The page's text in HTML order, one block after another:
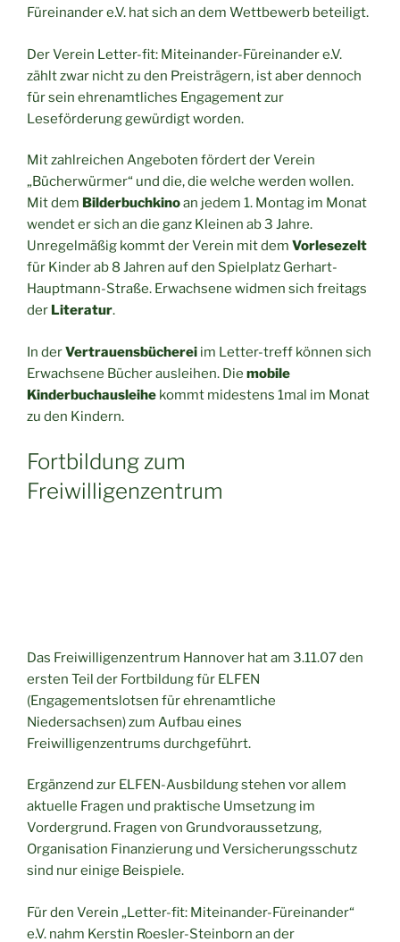
Füreinander e.V. hat sich an dem Wettbewerb beteiligt.
Der Verein Letter-fit: Miteinander-Füreinander e.V.
zählt zwar nicht zu den Preisträgern, ist aber dennoch
für sein ehrenamtliches Engagement zur
Leseförderung gewürdigt worden.
Mit zahlreichen Angeboten fördert der Verein
„Bücherwürmer“ und die, die welche werden wollen.
Mit dem Bilderbuchkinoan jedem 1. Montag im Monat
wendet er sich an die ganz Kleinen ab 3 Jahre.
Unregelmäßig kommt der Verein mit dem Vorlesezelt
für Kinder ab 8 Jahren auf den Spielplatz Gerhart-
Hauptmann-Straße. Erwachsene widmen sich freitags
der Literatur.
In derVertrauensbücherei im Letter-treff können sich
Erwachsene Bücher ausleihen. Die mobile
Kinderbuchausleihe kommt midestens 1mal im Monat
zu den Kindern.
Fortbildung zum
Freiwilligenzentrum
Das Freiwilligenzentrum Hannover hat am 3.11.07 den
ersten Teil der Fortbildung für ELFEN
(Engagementslotsen für ehrenamtliche
Niedersachsen) zum Aufbau eines
Freiwilligenzentrums durchgeführt.
Ergänzend zur ELFEN-Ausbildung stehen vor allem
aktuelle Fragen und praktische Umsetzung im
Vordergrund. Fragen von Grundvoraussetzung,
Organisation Finanzierung und Versicherungsschutz
sind nur einige Beispiele.
Für den Verein „Letter-fit: Miteinander-Füreinander“
e.V. nahm Kerstin Roesler-Steinborn an der